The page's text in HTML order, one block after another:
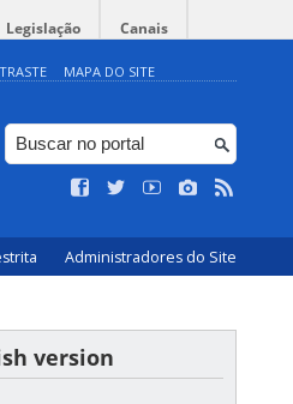
Legislação Canais
MAPA DO SITE
Administradores do Site
version